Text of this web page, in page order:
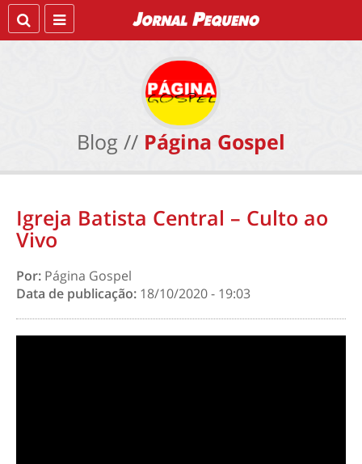
Blog // Página Gospel
Igreja Batista Central – Culto ao
Vivo
Por: Página Gospel
Data de publicação: 18/10/2020 - 19:03